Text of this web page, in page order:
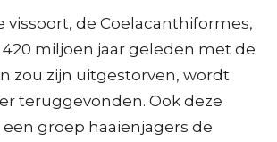
vissoort, de Coelacanthiformes,
miljoen jaar geleden met de
zou zijn uitgestorven, wordt
teruggevonden. Ook deze
groep haaienjagers de